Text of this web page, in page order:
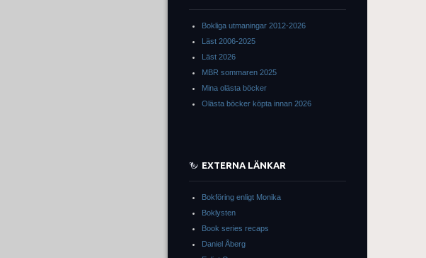
Bokliga utmaningar 2012-2026
Läst 2006-2025
Läst 2026
MBR sommaren 2025
Mina olästa böcker
Olästa böcker köpta innan 2026
EXTERNA LÄNKAR
Bokföring enligt Monika
Boklysten
Book series recaps
Daniel Åberg